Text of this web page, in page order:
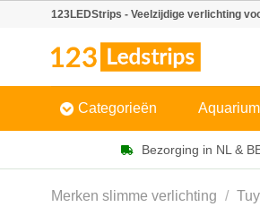
123LEDStrips - Veelzijdige verlichting
Categorieën Aquarium
Bezorging in NL &
Merken slimme verlichting /